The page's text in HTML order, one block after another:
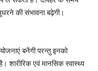
की संभावना बढ़ेगी।
बनेंगी परन्तु इनको
एवं मानसिक स्वास्थ्य